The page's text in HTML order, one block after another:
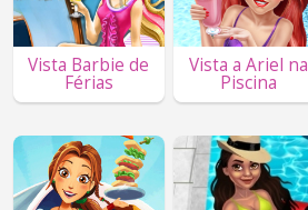
Vista Barbie de
Férias
Vista a Ariel na
Piscina